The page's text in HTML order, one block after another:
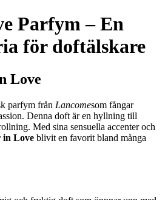
Parfym – En
för doftälskare
Love
parfym från Lancomesom fångar
Denna doft är en hyllning till
Med sina sensuella accenter och
in Love blivit en favorit bland många